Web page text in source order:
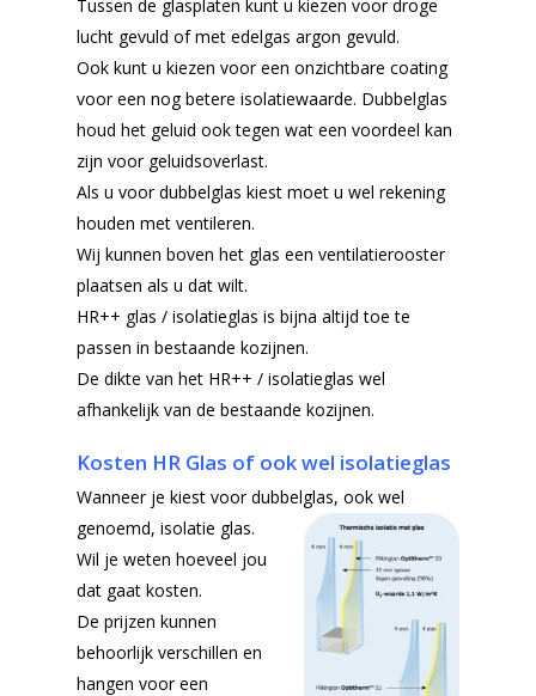
Tussen de glasplaten kunt u kiezen voor droge
lucht gevuld of met edelgas argon gevuld.
Ook kunt u kiezen voor een onzichtbare coating
voor een nog betere isolatiewaarde. Dubbelglas
houd het geluid ook tegen wat een voordeel kan
zijn voor geluidsoverlast.
Als u voor dubbelglas kiest moet u wel rekening
houden met ventileren.
Wij kunnen boven het glas een ventilatierooster
plaatsen als u dat wilt.
HR++ glas / isolatieglas is bijna altijd toe te
passen in bestaande kozijnen.
De dikte van het HR++ / isolatieglas wel
afhankelijk van de bestaande kozijnen.
Kosten HR Glas of ook wel isolatieglas
Wanneer je kiest voor dubbelglas, ook wel
genoemd, isolatie glas.
Wil je weten hoeveel jou
dat gaat kosten.
De prijzen kunnen
behoorlijk verschillen en
hangen voor een